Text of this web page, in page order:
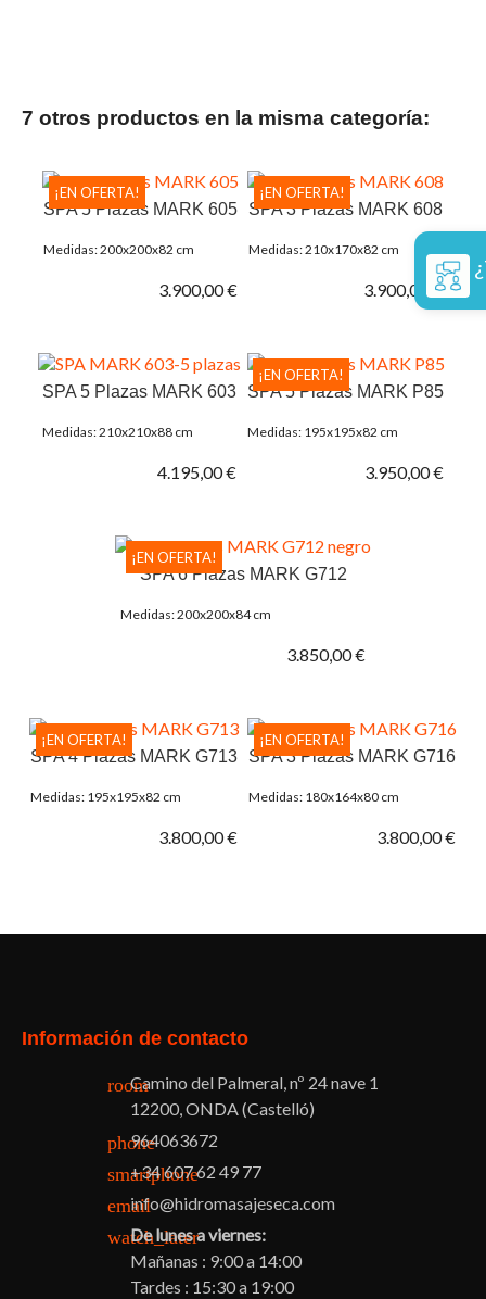
7 otros productos en la misma categoría:
¡EN OFERTA!
SPA 5 Plazas MARK 605
Medidas: 200x200x82 cm
3.900,00 €
¡EN OFERTA!
SPA 3 Plazas MARK 608
Medidas: 210x170x82 cm
3.900,00 €
SPA 5 Plazas MARK 603
Medidas: 210x210x88 cm
4.195,00 €
¡EN OFERTA!
SPA 5 Plazas MARK P85
Medidas: 195x195x82 cm
3.950,00 €
¡EN OFERTA!
SPA 6 Plazas MARK G712
Medidas: 200x200x84 cm
3.850,00 €
¡EN OFERTA!
SPA 4 Plazas MARK G713
Medidas: 195x195x82 cm
3.800,00 €
¡EN OFERTA!
SPA 3 Plazas MARK G716
Medidas: 180x164x80 cm
3.800,00 €
Información de contacto
roomCamino del Palmeral, nº 24 nave 1
12200, ONDA (Castelló)
phone964063672
smartphone
+34 607 62 49 77
emailinfo@hidromasajeseca.com
watch_later
De lunes a viernes:
Mañanas : 9:00 a 14:00
Tardes : 15:30 a 19:00